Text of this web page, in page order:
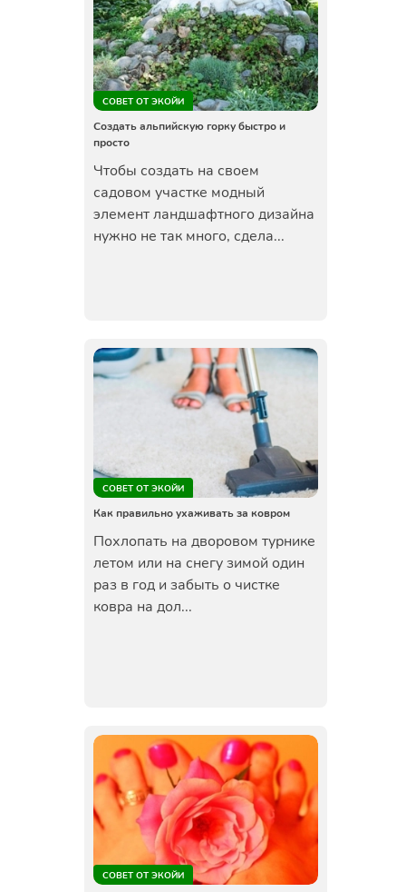
СОВЕТ ОТ ЭКОЙИ
Создать альпийскую горку быстро и
просто
Чтобы создать на своем
садовом участке модный
элемент ландшафтного дизайна
нужно не так много, сдела...
СОВЕТ ОТ ЭКОЙИ
Как правильно ухаживать за ковром
Похлопать на дворовом турнике
летом или на снегу зимой один
раз в год и забыть о чистке
ковра на дол...
СОВЕТ ОТ ЭКОЙИ